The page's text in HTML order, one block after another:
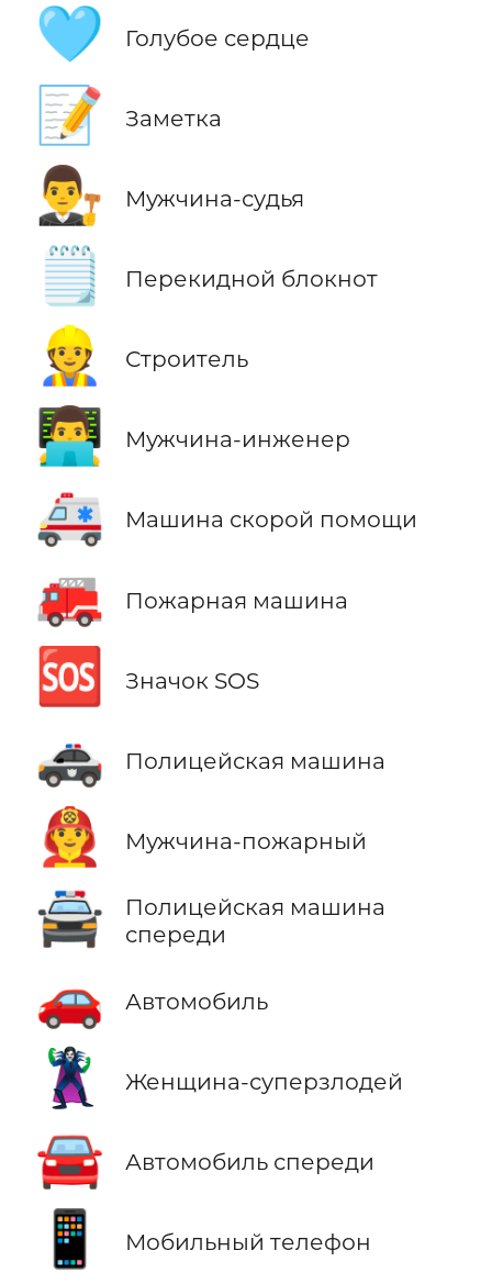
🩵 Голубое сердце
📝 Заметка
👨‍⚖️ Мужчина-судья
🗒️ Перекидной блокнот
👷 Строитель
👨‍💻 Мужчина-инженер
🚑 Машина скорой помощи
🚒 Пожарная машина
🆘 Значок SOS
🚓 Полицейская машина
👨‍🚒 Мужчина-пожарный
🚔
Полицейская машина
спереди
🚗 Автомобиль
🦹‍♀️ Женщина-суперзлодей
🚘 Автомобиль спереди
📱 Мобильный телефон